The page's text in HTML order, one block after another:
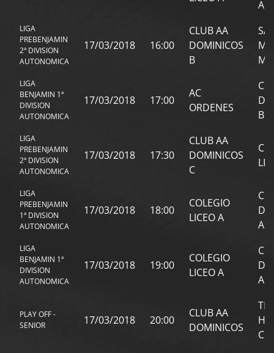
A
LIGA
PREBENJAMIN
2ª DIVISION
AUTONOMICA
17/03/2018 16:00
CLUB AA
DOMINICOS
B
LIGA
BENJAMIN 1ª
DIVISION
AUTONOMICA
17/03/2018 17:00
AC
ORDENES
B
LIGA
PREBENJAMIN
2ª DIVISION
AUTONOMICA
17/03/2018 17:30
CLUB AA
DOMINICOS
C
LIGA
PREBENJAMIN
1ª DIVISION
AUTONOMICA
17/03/2018 18:00
COLEGIO
LICEO A
A
LIGA
BENJAMIN 1ª
DIVISION
AUTONOMICA
17/03/2018 19:00
COLEGIO
LICEO A
A
PLAY OFF -
SENIOR
17/03/2018 20:00
CLUB AA
DOMINICOS